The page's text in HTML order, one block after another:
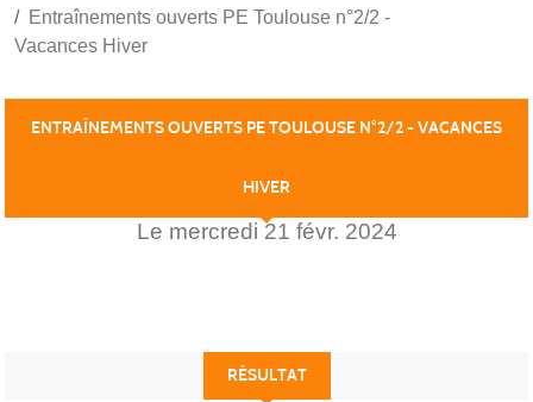
Entraînements ouverts PE Toulouse n°2/2 -
Vacances Hiver
ENTRAÎNEMENTS OUVERTS PE TOULOUSE N°2/2 - VACANCES
HIVER
Le mercredi 21 févr. 2024
RÉSULTAT